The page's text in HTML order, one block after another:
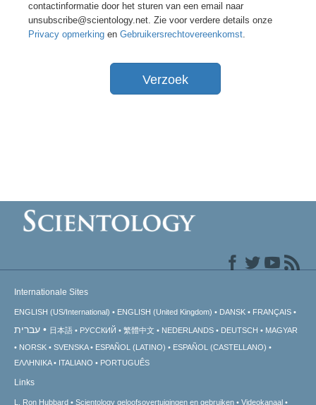
contactinformatie door het sturen van een email naar
unsubscribe@scientology.net. Zie voor verdere details onze
Privacy opmerking en Gebruikersrechtovereenkomst.
Verzoek
Internationale Sites
ENGLISH (US/International) ENGLISH (United Kingdom) DANSK FRANÇAIS
עברית 日本語 РУССКИЙ 繁體中文 NEDERLANDS DEUTSCH
MAGYAR
NORSK
SVENSKA ESPAÑOL (LATINO)
ESPAÑOL (CASTELLANO)
ΕΛΛΗΝΙΚA
ITALIANO PORTUGUÊS
Links
L. Ron Hubbard Scientology geloofsovertuigingen en gebruiken Videokanaal